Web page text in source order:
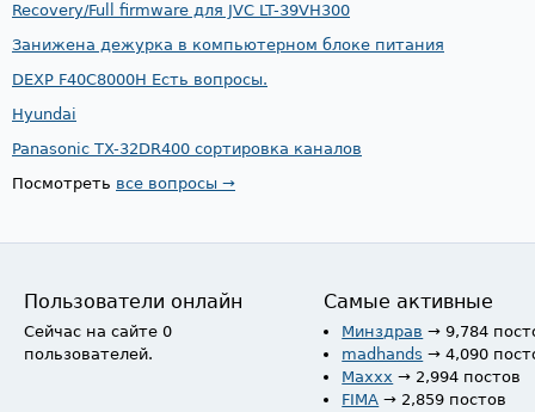
Recovery/Full firmware для JVC LT-39VH300
Занижена дежурка в компьютерном блоке питания
DEXP F40C8000H Есть вопросы.
Hyundai
Panasonic TX-32DR400 сортировка каналов
Посмотреть все вопросы →
Пользователи онлайн
Сейчас на сайте 0
пользователей.
Самые активные
Минздрав → 9,784
madhands → 4,090
Maxxx → 2,994 постов
FIMA → 2,859 постов